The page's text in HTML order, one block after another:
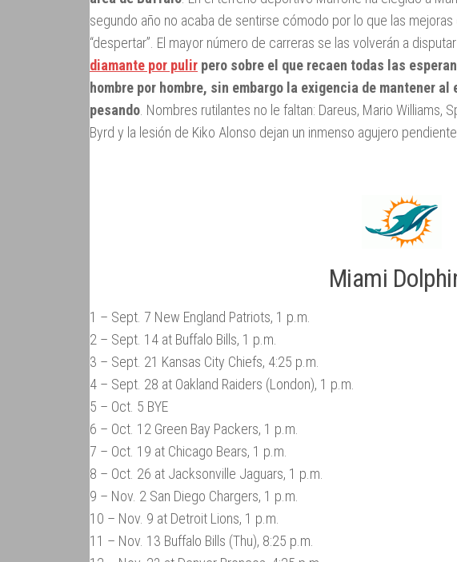
segundo año no acaba de sentirse cómodo por lo que las
“despertar”. El mayor número de carreras se las volverán a
diamante por pulir pero sobre el que recaen todas las
hombre por hombre, sin embargo la exigencia de mantener
pesando. Nombres rutilantes no le faltan: Dareus, Mario Williams,
Byrd y la lesión de Kiko Alonso dejan un inmenso agujero
Miami
1 – Sept. 7 New England Patriots, 1 p.m.
2 – Sept. 14 at Buffalo Bills, 1 p.m.
3 – Sept. 21 Kansas City Chiefs, 4:25 p.m.
4 – Sept. 28 at Oakland Raiders (London), 1 p.m.
5 – Oct. 5 BYE
6 – Oct. 12 Green Bay Packers, 1 p.m.
7 – Oct. 19 at Chicago Bears, 1 p.m.
8 – Oct. 26 at Jacksonville Jaguars, 1 p.m.
9 – Nov. 2 San Diego Chargers, 1 p.m.
10 – Nov. 9 at Detroit Lions, 1 p.m.
11 – Nov. 13 Buffalo Bills (Thu), 8:25 p.m.